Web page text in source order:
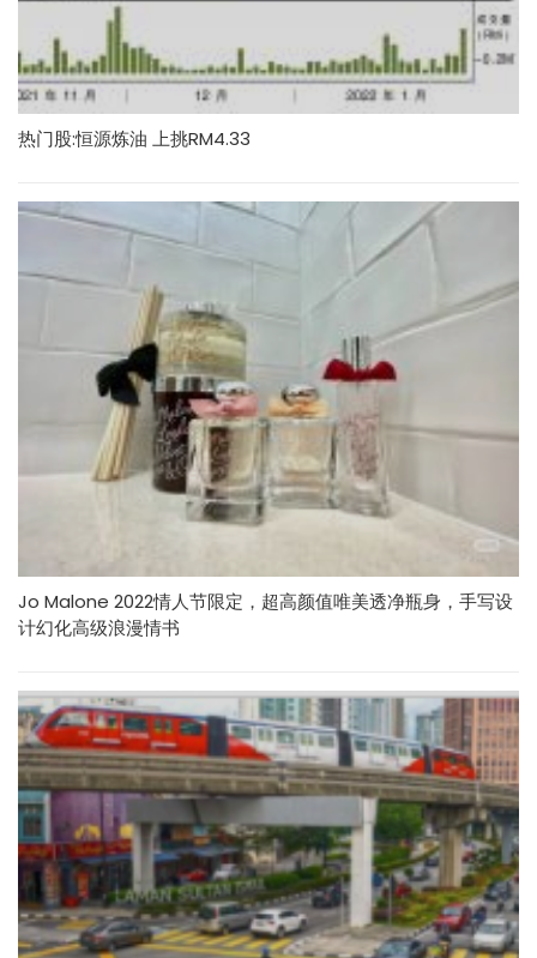
热门股:恒源炼油 上挑RM4.33
Jo Malone 2022情人节限定，超高颜值唯美透净瓶身，手写设
计幻化高级浪漫情书